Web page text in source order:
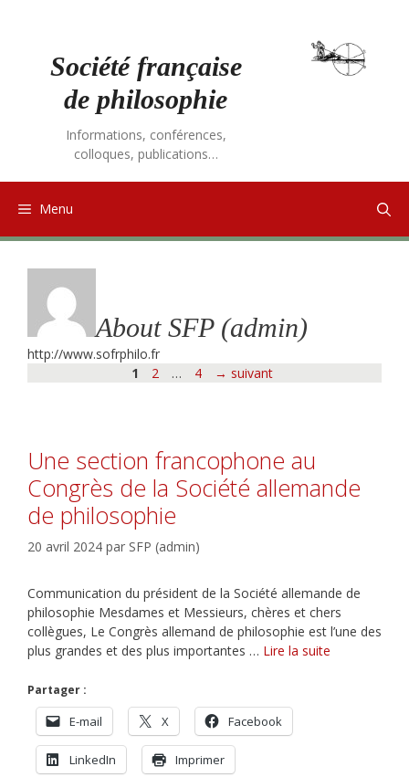
Société française
de philosophie
Informations, conférences,
colloques, publications…
Menu
About SFP (admin)
http://www.sofrphilo.fr
Page
1 Page
2 … Page
4 → suivant
Une section francophone au
Congrès de la Société allemande
de philosophie
20 avril 2024 par SFP (admin)
Communication du président de la Société allemande de
philosophie Mesdames et Messieurs, chères et chers
collègues, Le Congrès allemand de philosophie est l’une des
plus grandes et des plus importantes … Lire la suite
Partager :
E-mail X Facebook
LinkedIn Imprimer